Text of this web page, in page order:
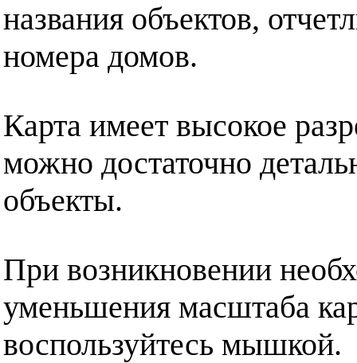
названия объектов,
номера домов.
Карта имеет высокое
можно достаточно
объекты.
При возникновении
уменьшения масштаба
воспользуйтесь мышкой.